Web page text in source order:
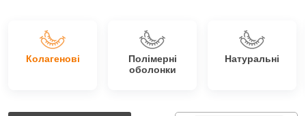
Колагенові
Полімерні
оболонки
Натуральні